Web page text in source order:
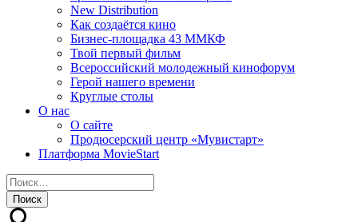
New Distribution
Как создаётся кино
Бизнес-площадка 43 ММКФ
Твой первый фильм
Всероссийский молодежный кинофорум
Герой нашего времени
Круглые столы
О нас
О сайте
Продюсерский центр «Мувистарт»
Платформа MovieStart